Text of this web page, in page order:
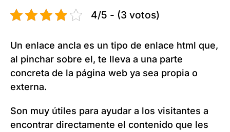
4/5 - (3 votos)
Un enlace ancla es un tipo de enlace html que,
al pinchar sobre el, te lleva a una parte
concreta de la página web ya sea propia o
externa.
Son muy útiles para ayudar a los visitantes a
encontrar directamente el contenido que les